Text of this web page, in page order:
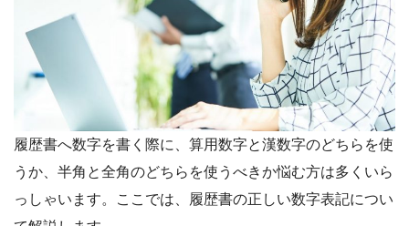
履歴書へ数字を書く際に、算用数字と漢数字のどちらを使
うか、半角と全角のどちらを使うべきか悩む方は多くいら
っしゃいます。ここでは、履歴書の正しい数字表記につい